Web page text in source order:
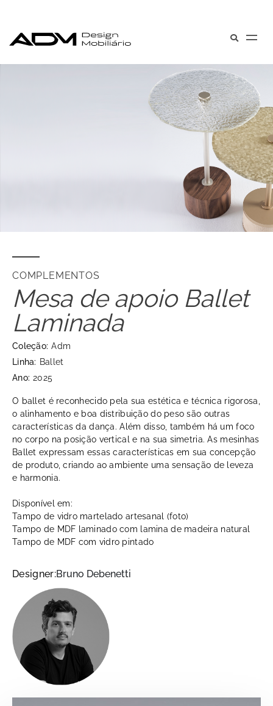
COMPLEMENTOS
Mesa de apoio Ballet
Laminada
Coleção: Adm
Linha: Ballet
Ano: 2025
O ballet é reconhecido pela sua estética e técnica rigorosa,
o alinhamento e boa distribuição do peso são outras
características da dança. Além disso, também há um foco
no corpo na posição vertical e na sua simetria. As mesinhas
Ballet expressam essas características em sua concepção
de produto, criando ao ambiente uma sensação de leveza
e harmonia.
Disponível em:
Tampo de vidro martelado artesanal (foto)
Tampo de MDF laminado com lamina de madeira natural
Tampo de MDF com vidro pintado
Designer:Bruno Debenetti